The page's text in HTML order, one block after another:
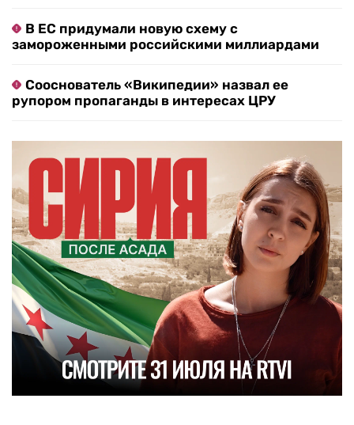
В ЕС придумали новую схему с
замороженными российскими миллиардами
Сооснователь «Википедии» назвал ее
рупором пропаганды в интересах ЦРУ